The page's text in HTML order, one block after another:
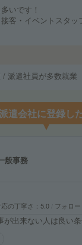
いです！
客・イベントスタッ
派遣社員が多数就業
遣会社に登録し
般事務
応の丁寧さ 5.0 フォロ
が出来ない人は良い